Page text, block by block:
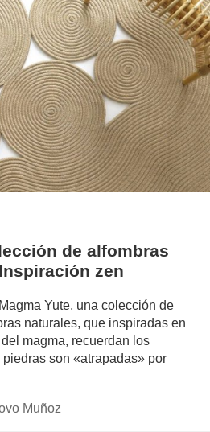
de alfombras
zen
Yute, una colección de
naturales, que inspiradas en
magma, recuerdan los
son «atrapadas» por
author/laura-
Muñoz